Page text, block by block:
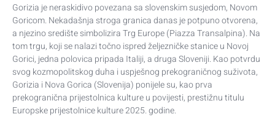
Gorizia je neraskidivo povezana sa slovenskim susjedom, Novom
Goricom. Nekadašnja stroga granica danas je potpuno otvorena,
a njezino središte simbolizira Trg Europe (Piazza Transalpina). Na
tom trgu, koji se nalazi točno ispred željezničke stanice u Novoj
Gorici, jedna polovica pripada Italiji, a druga Sloveniji. Kao potvrdu
svog kozmopolitskog duha i uspješnog prekograničnog suživota,
Gorizia i Nova Gorica (Slovenija) ponijele su, kao prva
prekogranična prijestolnica kulture u povijesti, prestižnu titulu
Europske prijestolnice kulture 2025. godine.